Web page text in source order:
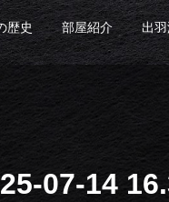
歴史 部屋紹介 出
07-14